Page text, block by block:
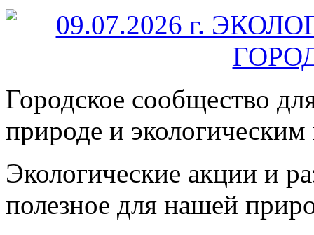
Городское сообщество
природе и
Экологические акции и
полезное для нашей